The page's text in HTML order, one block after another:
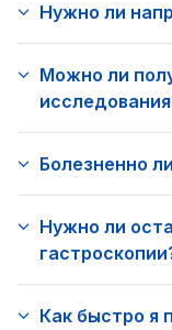
Нужно ли
Можно ли
Болезненно
Нужно ли
Как быстро я